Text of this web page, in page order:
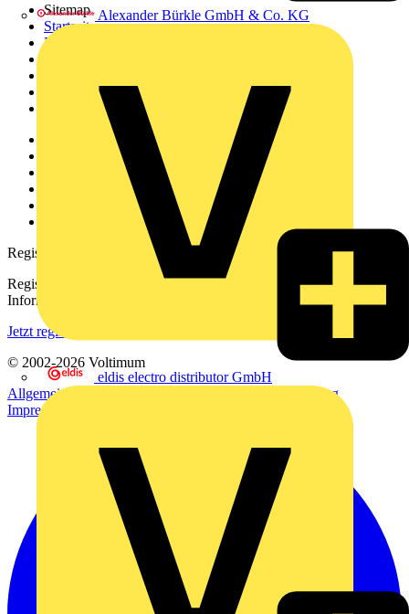
Alexander Bürkle GmbH & Co. KG
eldis electro distributor GmbH
Sitemap
Startseite
News
Voltimum+
Weitere Links
Downloadbereich (PDFs)
Häufig gestellte Fragen
Registrierung
Registrieren Sie sich kostenlos und erhalten Sie stets aktuelle
Informationen aus der Elektroindustrie.
Jetzt registrieren
© 2002-2026 Voltimum
Allgemeine Geschäftsbedingungen
Datenschutzerklärung
Impressum